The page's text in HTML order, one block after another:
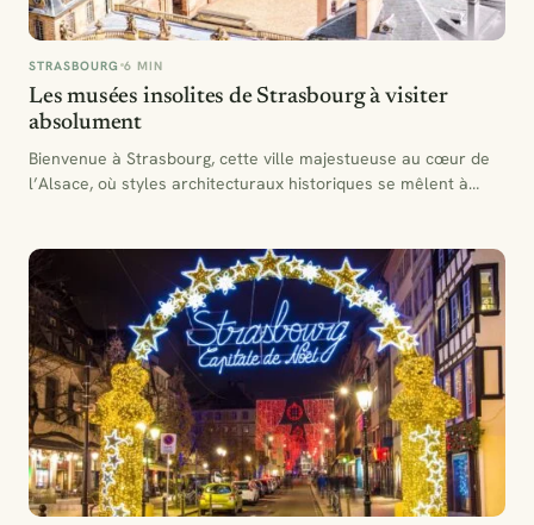
STRASBOURG 6 MIN
Les musées insolites de Strasbourg à visiter
absolument
Bienvenue à Strasbourg, cette ville majestueuse au cœur de
l’Alsace, où styles architecturaux historiques se mêlent à